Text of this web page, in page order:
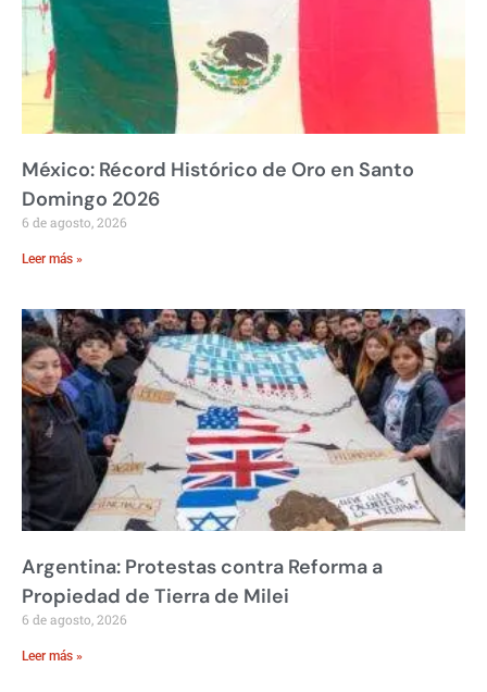
México: Récord Histórico de Oro en Santo
Domingo 2026
6 de agosto, 2026
Leer más »
Argentina: Protestas contra Reforma a
Propiedad de Tierra de Milei
6 de agosto, 2026
Leer más »